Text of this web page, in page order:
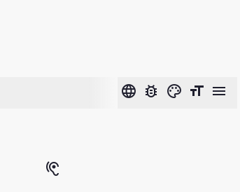
language bug_report color_lens format_size menu
hearing